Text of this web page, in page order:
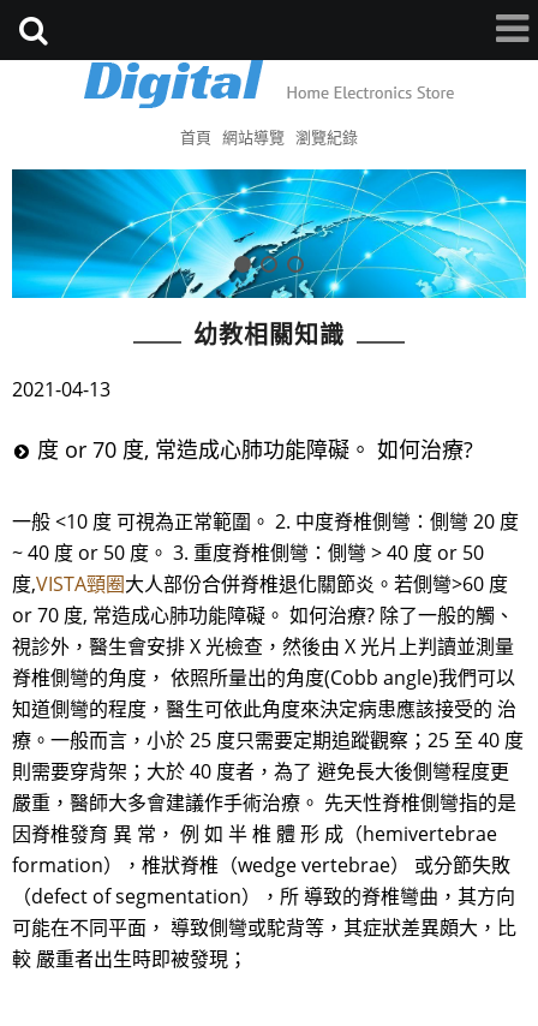
首頁 網站導覽 瀏覽紀錄
幼教相關知識
2021-04-13
度 or 70 度, 常造成心肺功能障礙。 如何治療?
一般 <10 度 可視為正常範圍。 2. 中度脊椎側彎：側彎 20 度
~ 40 度 or 50 度。 3. 重度脊椎側彎：側彎 > 40 度 or 50
度,VISTA頸圈大人部份合併脊椎退化關節炎。若側彎>60 度
or 70 度, 常造成心肺功能障礙。 如何治療? 除了一般的觸、
視診外，醫生會安排 X 光檢查，然後由 X 光片上判讀並測量
脊椎側彎的角度， 依照所量出的角度(Cobb angle)我們可以
知道側彎的程度，醫生可依此角度來決定病患應該接受的 治
療。一般而言，小於 25 度只需要定期追蹤觀察；25 至 40 度
則需要穿背架；大於 40 度者，為了 避免長大後側彎程度更
嚴重，醫師大多會建議作手術治療。 先天性脊椎側彎指的是
因脊椎發育 異 常， 例 如 半 椎 體 形 成（hemivertebrae
formation），椎狀脊椎（wedge vertebrae） 或分節失敗
（defect of segmentation），所 導致的脊椎彎曲，其方向
可能在不同平面， 導致側彎或駝背等，其症狀差異頗大，比
較 嚴重者出生時即被發現；